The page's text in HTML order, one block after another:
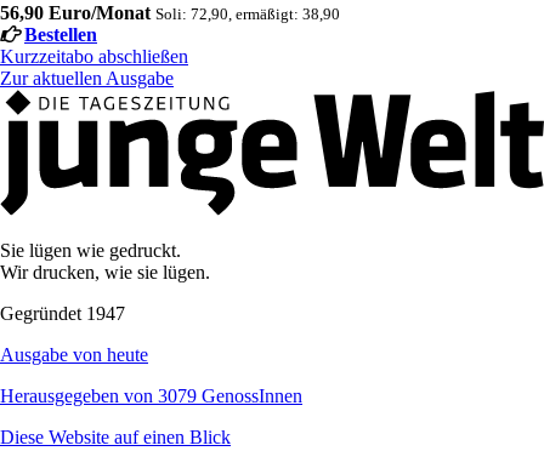
56,90 Euro/Monat Soli: 72,90, ermäßigt: 38,90
Bestellen
Kurzzeitabo abschließen
Zur aktuellen Ausgabe
Sie lügen wie gedruckt.
Wir drucken, wie sie lügen.
Gegründet 1947
Ausgabe von heute
Herausgegeben von 3079 GenossInnen
Diese Website auf einen Blick